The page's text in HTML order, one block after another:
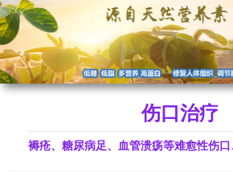
伤口治疗
褥疮、糖尿病足、血管溃疡等难愈性伤